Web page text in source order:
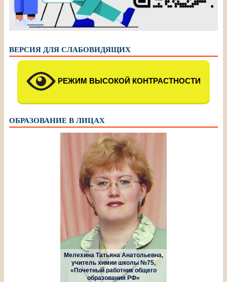
ВЕРСИЯ ДЛЯ СЛАБОВИДЯЩИХ
РЕЖИМ ВЫСОКОЙ КОНТРАСТНОСТИ
ОБРАЗОВАНИЕ В ЛИЦАХ
Мелехина Татьяна Анатольевна,
учитель химии школы №75,
«Почетный работник общего
образования РФ»